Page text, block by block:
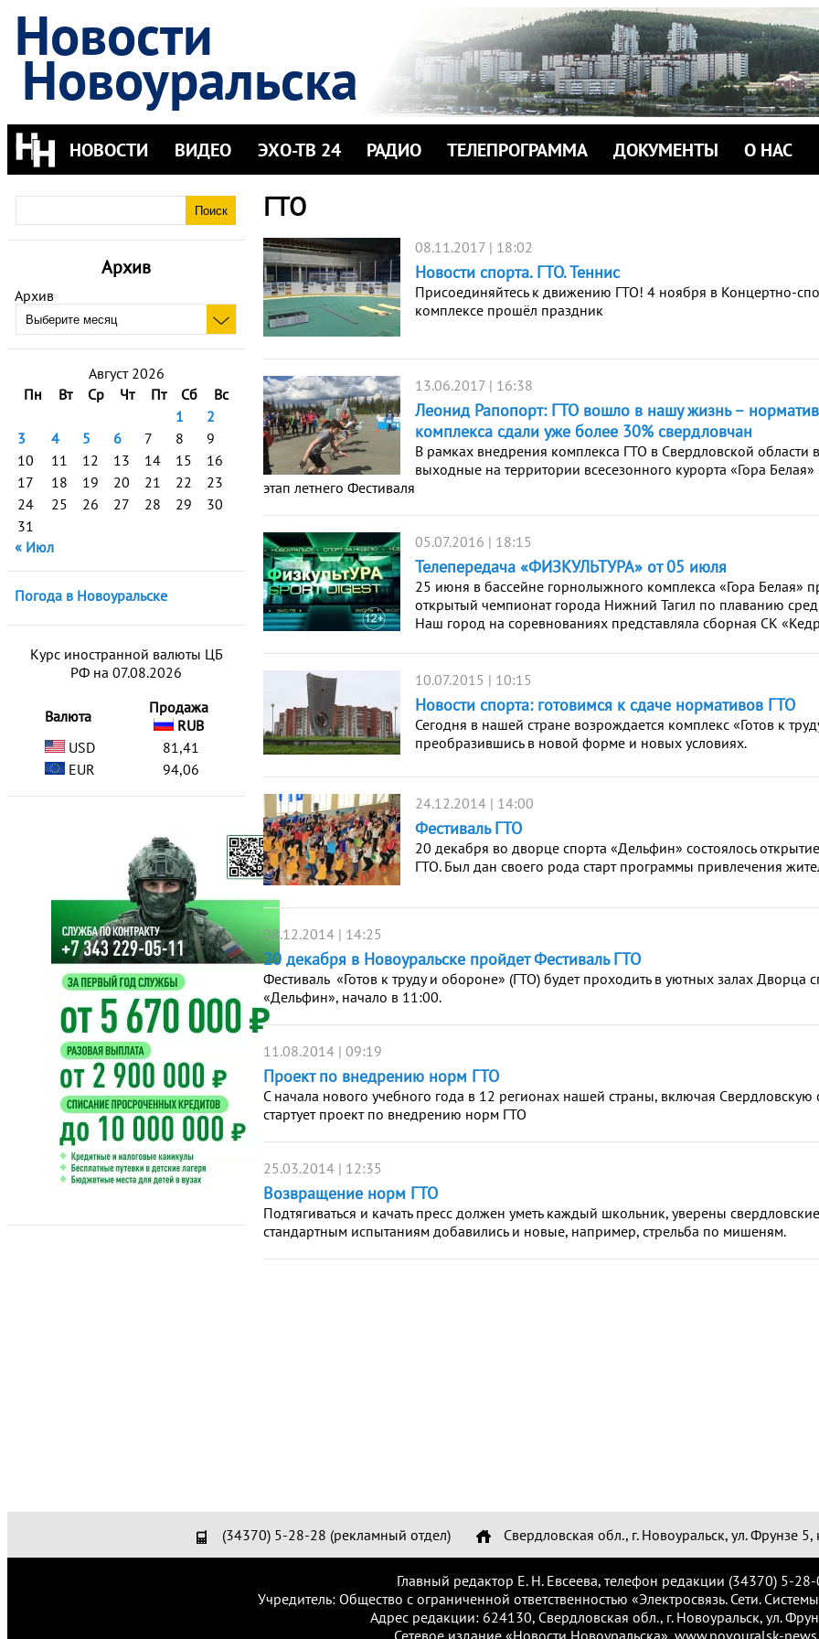
Новости
Новоуральска
НОВОСТИ ВИДЕО ЭХО-ТВ 24 РАДИО ТЕЛЕПРОГРАММА ДОКУМЕНТЫ О НАС
Архив
Архив
Август 2026
Пн
Вт Ср Чт Пт Сб
Вс
1
2
3
4 5 6 7 8
9
10
11 12 13 14 15
16
17
18 19 20 21 22
23
24
25 26 27 28 29
30
31
« Июл
Погода в Новоуральске
Курс иностранной валюты ЦБ
РФ на 07.08.2026
Валюта
Продажа
RUB
USD
81,41
EUR
94,06
ГТО
08.11.2017 | 18:02
Новости спорта. ГТО. Теннис
Присоединяйтесь к движению ГТО! 4 ноября в Концертно-
комплексе прошёл праздник
13.06.2017 | 16:38
Леонид Рапопорт: ГТО вошло в нашу жизнь –
комплекса сдали уже более 30% свердловчан
В рамках внедрения комплекса ГТО в Свердловской области
выходные на территории всесезонного курорта «Гора
этап летнего Фестиваля
05.07.2016 | 18:15
Телепередача «ФИЗКУЛЬТУРА» от 05 июля
25 июня в бассейне горнолыжного комплекса «Гора Белая»
открытый чемпионат города Нижний Тагил по плаванию
Наш город на соревнованиях представляла сборная СК
10.07.2015 | 10:15
Новости спорта: готовимся к сдаче нормативов ГТО
Сегодня в нашей стране возрождается комплекс «Готов к
преобразившись в новой форме и новых условиях.
24.12.2014 | 14:00
Фестиваль ГТО
20 декабря во дворце спорта «Дельфин» состоялось
ГТО. Был дан своего рода старт программы привлечения
08.12.2014 | 14:25
20 декабря в Новоуральске пройдет Фестиваль ГТО
Фестиваль «Готов к труду и обороне» (ГТО) будет проходить в уютных залах Дворца
«Дельфин», начало в 11:00.
11.08.2014 | 09:19
Проект по внедрению норм ГТО
С начала нового учебного года в 12 регионах нашей страны, включая Свердловскую
стартует проект по внедрению норм ГТО
25.03.2014 | 12:35
Возвращение норм ГТО
Подтягиваться и качать пресс должен уметь каждый школьник, уверены
стандартным испытаниям добавились и новые, например, стрельба по мишеням.
(34370) 5-28-28 (рекламный отдел) Свердловская обл., г. Новоуральск, ул. Фрунзе 5,
Главный редактор Е. Н. Евсеева, телефон редакции (34370) 5-
Учредитель: Общество с ограниченной ответственностью «Электросвязь. Сети.
Адрес редакции: 624130, Свердловская обл., г. Новоуральск, ул.